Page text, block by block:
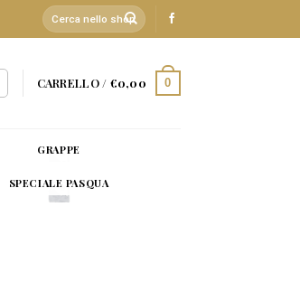
Cerca:
CARRELLO / €0,00 0
GRAPPE
SPECIALE PASQUA